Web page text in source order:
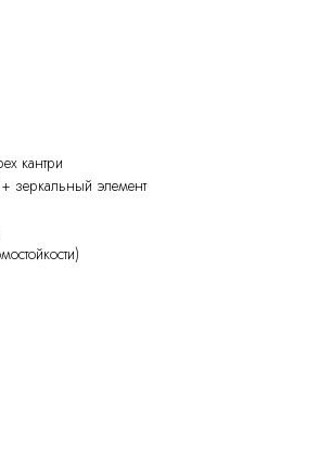
кантри
зеркальный элемент